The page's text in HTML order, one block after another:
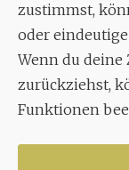
zustimmst,
oder
Wenn du
zurückziehst,
Funktionen